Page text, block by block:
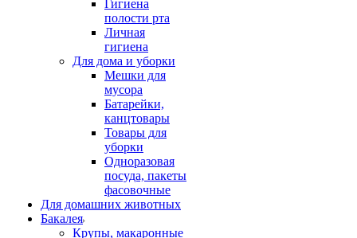
Гигиена
полости рта
Личная
гигиена
Для дома и уборки
Мешки для
мусора
Батарейки,
канцтовары
Товары для
уборки
Одноразовая
посуда, пакеты
фасовочные
Для домашних животных
Бакалея
Крупы, макаронные